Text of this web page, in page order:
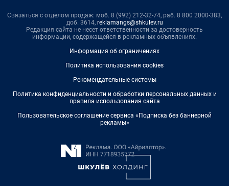
Связаться с отделом продаж: моб. 8 (992) 212-32-74, раб. 8 800 2000-383,
доб. 3614, reklamangs@shkulev.ru
Редакция сайта не несет ответственности за достоверность
информации, содержащейся в рекламных объявлениях.
Информация об ограничениях
Политика использования cookies
Рекомендательные системы
Политика конфиденциальности и обработки персональных данных и
правила использования сайта
Пользовательское соглашение сервиса «Подписка без баннерной
рекламы»